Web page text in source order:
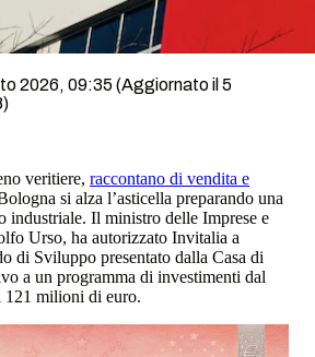
2026, 09:35 (Aggiornato il 5
veritiere, raccontano di vendita e
si alza l’asticella preparando una
industriale. Il ministro delle Imprese e
Urso, ha autorizzato Invitalia a
di Sviluppo presentato dalla Casa di
a un programma di investimenti dal
121 milioni di euro.